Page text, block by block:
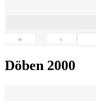
« ‹
Döben 2000